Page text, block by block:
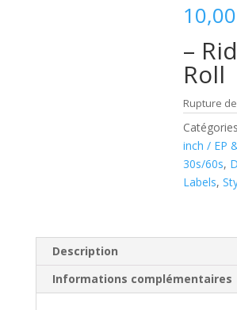
10,00
–
Roll
Rupture
inch / EP
30s/60s,
Labels,
Description
Informations complémentaires